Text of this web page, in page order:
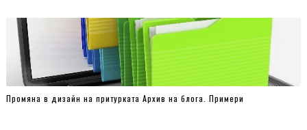
</div>"),document.write("</li>")}document.write("</ul>")}
</script>
<script type="text/javascript">
var posts_number =
var showpostswiththumbs = true;
Промяна в дизайн на притурката Архив на блога. Примери